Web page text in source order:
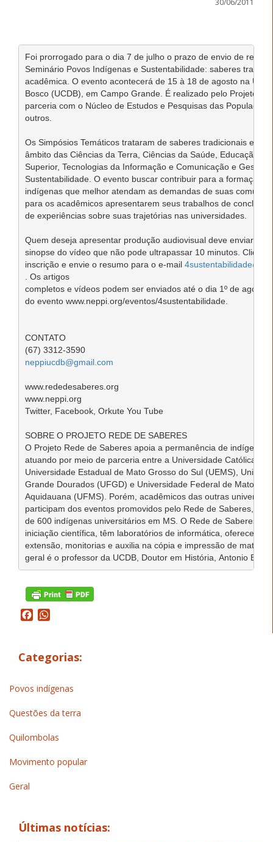
Foi prorrogado para o dia 7 de julho o prazo de envio de
Seminário Povos Indígenas e Sustentabilidade: saberes
acadêmica. O evento acontecerá de 15 à 18 de agosto na
Bosco (UCDB), em Campo Grande. É realizado pelo Projeto
parceria com o Núcleo de Estudos e Pesquisas das
outros.
Os Simpósios Temáticos trataram de saberes tradicionais e
âmbito das Ciências da Terra, Ciências da Saúde, Educação
Superior, Tecnologias da Informação e Comunicação e Gestão
Sustentabilidade. O evento buscar contribuir para a formação
indígenas que melhor atendam as demandas de suas
para os acadêmicos apresentarem seus trabalhos de
de experiências sobre suas trajetórias nas universidades.
Quem deseja apresentar produção audiovisual deve enviar até
sinopse do vídeo que não pode ultrapassar 10 minutos. Clique
inscrição e envie o resumo para o e-mail
. Os artigos
completos e vídeos podem ser enviados até o dia 1º de
do evento www.neppi.org/eventos/4sustentabilidade.
CONTATO
(67) 3312-3590
neppiucdb@gmail.com
www.rededesaberes.org
www.neppi.org
Twitter, Facebook, Orkute You Tube
SOBRE O PROJETO REDE DE SABERES
O Projeto Rede de Saberes apoia a permanência de indígenas
atuando por meio de parceria entre a Universidade Católica
Universidade Estadual de Mato Grosso do Sul (UEMS),
Grande Dourados (UFGD) e Universidade Federal de Mato
Aquidauana (UFMS). Porém, acadêmicos das outras
participam dos eventos promovidos pelo Rede de Saberes,
de 600 indígenas universitários em MS. O Rede de Saberes
iniciação científica, têm laboratórios de informática, oferece
extensão, monitorias e auxilia na cópia e impressão de
geral é o professor da UCDB, Doutor em História, Antonio
Facebook
Categorias:
Povos indígenas
Questões da terra
Quilombolas
Movimento popular
Geral
Últimas notícias: